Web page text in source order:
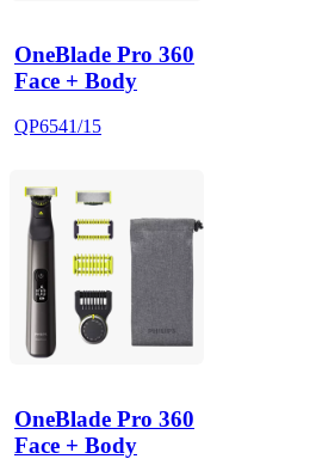
OneBlade Pro 360
Face + Body
QP6541/15
OneBlade Pro 360
Face + Body